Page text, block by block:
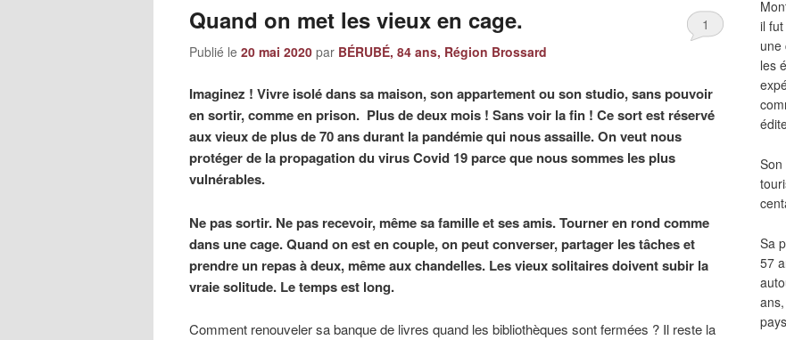
Quand on met les vieux en cage.
Publié le 20 mai 2020 par BÉRUBÉ, 84 ans, Région Brossard
1
Imaginez ! Vivre isolé dans sa maison, son appartement ou son studio, sans pouvoir
en sortir, comme en prison. Plus de deux mois ! Sans voir la fin ! Ce sort est réservé
aux vieux de plus de 70 ans durant la pandémie qui nous assaille. On veut nous
protéger de la propagation du virus Covid 19 parce que nous sommes les plus
vulnérables.
Ne pas sortir. Ne pas recevoir, même sa famille et ses amis. Tourner en rond comme
dans une cage. Quand on est en couple, on peut converser, partager les tâches et
prendre un repas à deux, même aux chandelles. Les vieux solitaires doivent subir la
vraie solitude. Le temps est long.
Comment renouveler sa banque de livres quand les bibliothèques sont fermées ? Il reste la
il
une
les
Sa
57